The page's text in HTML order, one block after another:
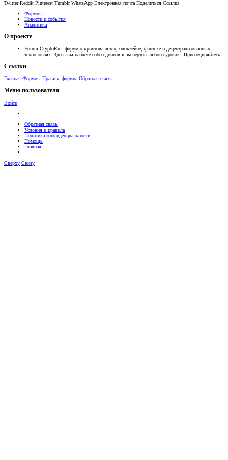
Twitter Reddit Pinterest Tumblr WhatsApp Электронная почта Поделиться Ссылка
Форумы
Новости и события
Аналитика
О проекте
Forum.CryptoRu - форум о криптовалютах, блокчейне, финтехе и децентрализованных
технологиях. Здесь вы найдете собеседников и экспертов любого уровня. Присоединяйтесь!
Ссылки
Главная Форумы Правила форума Обратная связь
Меню пользователя
Войти
Обратная связь
Условия и правила
Политика конфиденциальности
Помощь
Главная
Сверху Снизу